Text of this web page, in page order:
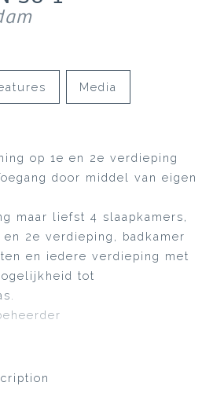
Media
op 1e en 2e verdieping
door middel van eigen
maar liefst 4 slaapkamers,
2e verdieping, badkamer
en iedere verdieping met
tot
van het registergoed